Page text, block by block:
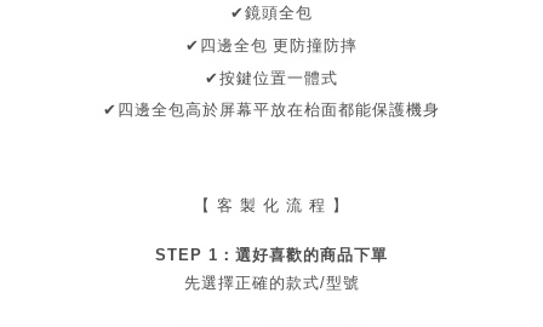
✔鏡頭全包
✔四邊全包 更防撞防摔
✔按鍵位置一體式
✔ 四邊全包高於屏幕平放在枱面都能保護機身
【 客 製 化 流 程 】
STEP 1： 選好喜歡的商品下單
先選擇正確的款式/型號